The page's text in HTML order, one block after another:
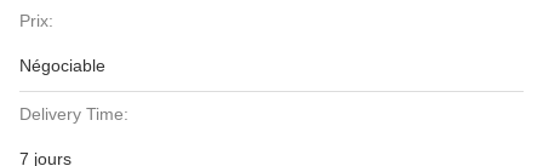
Prix:
Négociable
Delivery Time:
7 jours